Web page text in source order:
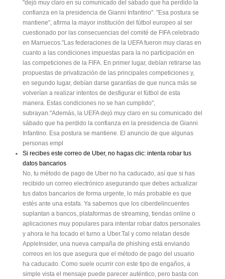
QSPUBHPOJTUBEFA-B-B-BOE
BTFHVSBRVFTFFTUÆWPMWJFOEPjUBO
.JB1¦(*/"
FWjn_Bf[pi[feijkbW
fWhWh[Yedijhk_h
¬_pgk_[hZW[n_][dj[­
$"/%*%"50'VFBZFS
FMQSJNFSTPDJBMJTUB
FOBOVODJBSRVF
PQUBSÆBMBTFDSFUBSÑB
HFOFSBMEFMQBSUJEP
&MAFYMFIFOEBLBSJ
QSPNFUJÖjBDUJWBSMB
NJMJUBODJBx
QJEJÖRVFTFSFCFMF
7*3"+&3FDMBNÖ
VOHJSPBMBJ[RVJFSEB
GSFOUFBMjBOBMHÍTJDP
EFMBEFSFDIBx
1¦(*/"
$BSNFOB
IBTUBVO
NFOPT
FOBMRVJMFSFT
&M"ZVOUBNJFOUPEF.BESJEIBEJTFÕBEP
VOQMBOQBSBSFEVDJSMPT
NJMMPOFTEF
FVSPTRVFQBHÖFOFOBSSFOEBNJFO
UPTNVOJDJQBMFT	EFBTFQBHBCBO
VOPTNJMMPOFTBOVBMFT
ZRVFTFBO
"dejó muy claro en su comunicado del sábado que ha perdido la
confianza en la presidencia de Gianni Infantino". "Esa postura se
mantiene", afirma la mayor institución del fútbol europeo al ser
cuestionado por las consecuencias del comité de FIFA celebrado
en Marruecos."Las federaciones de la UEFA fueron muy claras en
cuanto a las condiciones impuestas para la no participación en
las competiciones de la FIFA. En primer lugar, debían retirarse las
propuestas de privatización de las principales competiciones y,
en segundo lugar, debían darse garantías de que nunca más se
volverían a realizar intentos de desfigurar el fútbol de esta
manera. Estas condiciones no se han cumplido",
subrayan."Además, la UEFA dejó muy claro en su comunicado del
sábado que ha perdido la confianza en la presidencia de Gianni
Infantino. Esa postura se mantiene. El anuncio de que algunas
personas empl
Si recibes este correo de Uber, no hagas clic: intenta robar tus
datos bancarios
No, tu método de pago de Uber no ha caducado, así que si has
recibido un correo electrónico asegurando que debes actualizar
tus datos bancarios de forma urgente, lo más probable es que
estés ante una estafa. Ya sabemos que los ciberdelincuentes
suplantan a bancos, plataformas de streaming, tiendas online o
aplicaciones muy populares para intentar robar datos personales
y ahora le ha tocado el turno a Uber.Tal y como relatan desde
AppleInsider, una nueva campaña de phishing está enviando
correos en los que asegura que el método de pago del usuario
ha caducado. Como suele ocurrir con este tipo de engaños, a
simple vista el mensaje puede parecer auténtico, pero basta con